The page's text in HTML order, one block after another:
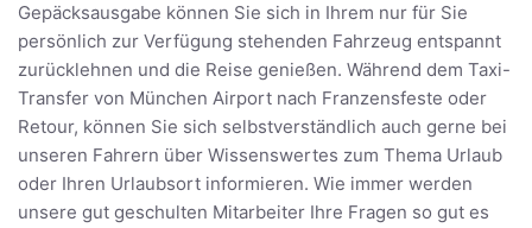
Gepäcksausgabe können Sie sich in Ihrem nur für Sie
persönlich zur Verfügung stehenden Fahrzeug entspannt
zurücklehnen und die Reise genießen. Während dem Taxi-
Transfer von München Airport nach Franzensfeste oder
Retour, können Sie sich selbstverständlich auch gerne bei
unseren Fahrern über Wissenswertes zum Thema Urlaub
oder Ihren Urlaubsort informieren. Wie immer werden
unsere gut geschulten Mitarbeiter Ihre Fragen so gut es